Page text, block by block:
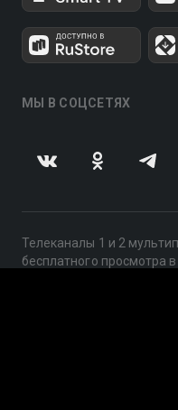
МЫ В СОЦСЕТЯХ
Телеканалы 1 и 2
бесплатного просмотра